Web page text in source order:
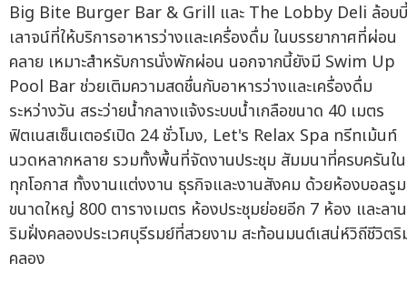
Big Bite Burger Bar & Grill และ The Lobby Deli ล้อบบี้
เลาจน์ที่ให้บริการอาหารว่างและเครื่องดื่ม ในบรรยากาศที่ผ่อน
คลาย เหมาะสำหรับการนั่งพักผ่อน นอกจากนี้ยังมี Swim Up
Pool Bar ช่วยเติมความสดชื่นกับอาหารว่างและเครื่องดื่ม
ระหว่างวัน สระว่ายน้ำกลางแจ้งระบบน้ำเกลือขนาด 40 เมตร
ฟิตเนสเซ็นเตอร์เปิด 24 ชั่วโมง, Let's Relax Spa ทรีทเม้นท์
นวดหลากหลาย รวมทั้งพื้นที่จัดงานประชุม สัมมนาที่ครบครันใน
ทุกโอกาส ทั้งงานแต่งงาน ธุรกิจและงานสังคม ด้วยห้องบอลรูม
ขนาดใหญ่ 800 ตารางเมตร ห้องประชุมย่อยอีก 7 ห้อง และลาน
ริมฝั่งคลองประเวศบุรีรมย์ที่สวยงาม สะท้อนมนต์เสน่ห์วิถีชีวิตริ
คลอง